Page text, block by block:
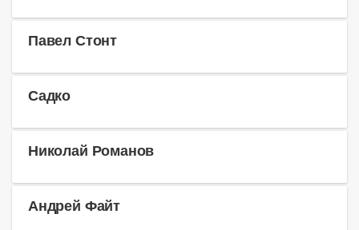
Павел Стонт
Садко
Николай Романов
Андрей Файт